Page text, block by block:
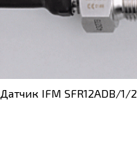
Датчик IFM SFR12ADB/1/